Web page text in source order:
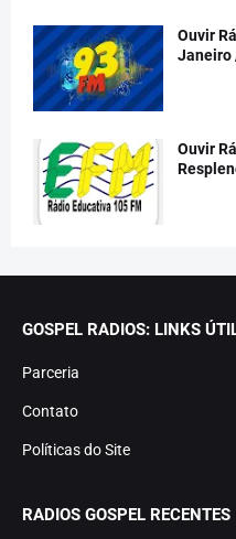
Ouvir
Janeiro
Ouvir
GOSPEL RADIOS: LINKS
Parceria
Contato
Políticas do Site
RADIOS GOSPEL RECENTES